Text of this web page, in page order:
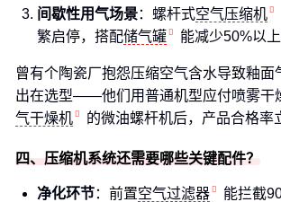
间歇性用气场景：螺杆式空气压缩机
繁启停，搭配储气罐 能减少50%以
曾有个陶瓷厂抱怨压缩空气含水导致釉面
出在选型——他们用普通机型应付喷雾干
气干燥机
的微油螺杆机后，产品合格率
四、压缩机系统还需要哪些关键配件？
净化环节：前置空气过滤器
能拦截